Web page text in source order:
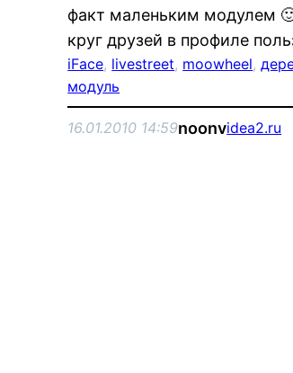
факт маленьким модулем
круг друзей в профиле
iFace, livestreet, moowheel,
модуль
16.01.2010 14:59noonvidea2.ru